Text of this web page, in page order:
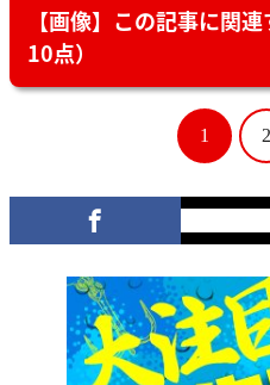
【画像】この記事に関
10点）
1 2